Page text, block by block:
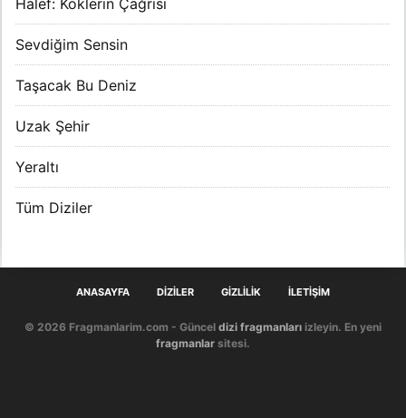
Halef: Köklerin Çağrısı
Sevdiğim Sensin
Taşacak Bu Deniz
Uzak Şehir
Yeraltı
Tüm Diziler
ANASAYFA DIZILER GIZLILIK İLETIŞIM
© 2026 Fragmanlarim.com - Güncel dizi fragmanları izleyin. En yeni
fragmanlar sitesi.